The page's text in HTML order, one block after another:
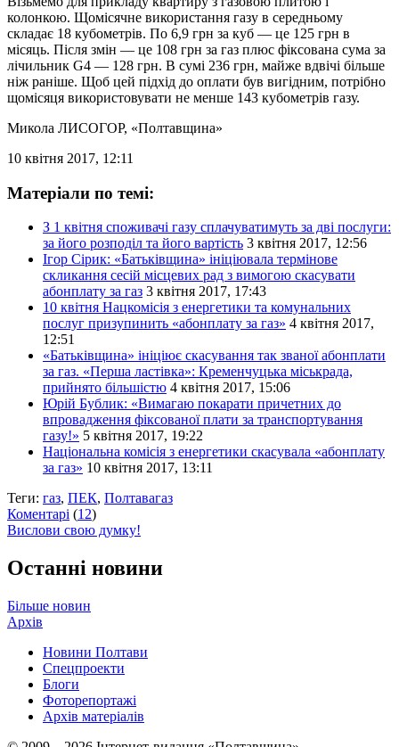
колонкою. Щомісячне використання газу в середньому
складає 18 кубометрів. По 6,9 грн за куб — це 125 грн в
місяць. Після змін — це 108 грн за газ плюс фіксована сума за
лічильник G4 — 128 грн. В сумі 236 грн, майже вдвічі більше
ніж раніше. Щоб цей підхід до оплати був вигідним, потрібно
щомісяця використовувати не менше 143 кубометрів газу.
Микола ЛИСОГОР, «Полтавщина»
10 квітня 2017, 12:11
Матеріали по темі:
З 1 квітня споживачі газу сплачуватимуть за дві послуги:
за його розподіл та його вартість 3 квітня 2017, 12:56
Ігор Сірик: «Батьківщина» ініціювала термінове
скликання сесій місцевих рад з вимогою скасувати
абонплату за газ 3 квітня 2017, 17:43
10 квітня Нацкомісія з енергетики та комунальних
послуг призупинить «абонплату за газ» 4 квітня 2017,
12:51
«Батьківщина» ініціює скасування так званої абонплати
за газ. «Перша ластівка»: Кременчуцька міськрада,
прийнято більшістю 4 квітня 2017, 15:06
Юрій Бублик: «Вимагаю покарати причетних до
впровадження фіксованої плати за транспортування
газу!» 5 квітня 2017, 19:22
Національна комісія з енергетики скасувала «абонплату
за газ» 10 квітня 2017, 13:11
Теги: газ, ПЕК, Полтавагаз
Коментарі (12)
Вислови свою думку!
Останні новини
Більше новин
Архів
Новини Полтави
Спецпроекти
Блоги
Фоторепортажі
Архів матеріалів